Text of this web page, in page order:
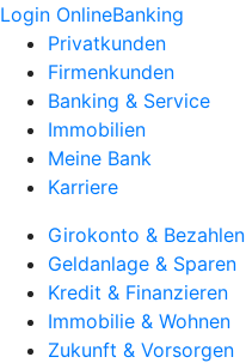
Login OnlineBanking
Privatkunden
Firmenkunden
Banking & Service
Immobilien
Meine Bank
Karriere
Girokonto & Bezahlen
Geldanlage & Sparen
Kredit & Finanzieren
Immobilie & Wohnen
Zukunft & Vorsorgen